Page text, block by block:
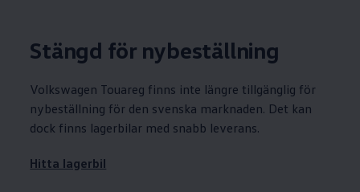
Stängd för nybeställning
Volkswagen Touareg finns inte längre tillgänglig för
nybeställning för den svenska marknaden. Det kan
dock finns lagerbilar med snabb leverans.
Hitta lagerbil